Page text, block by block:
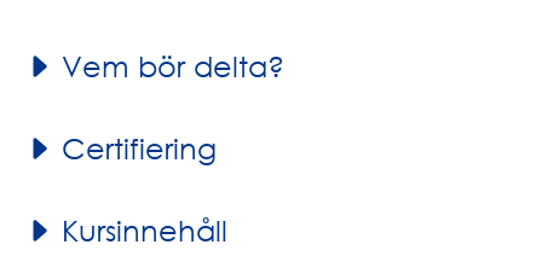
Vem bör delta?
Certifiering
Kursinnehåll